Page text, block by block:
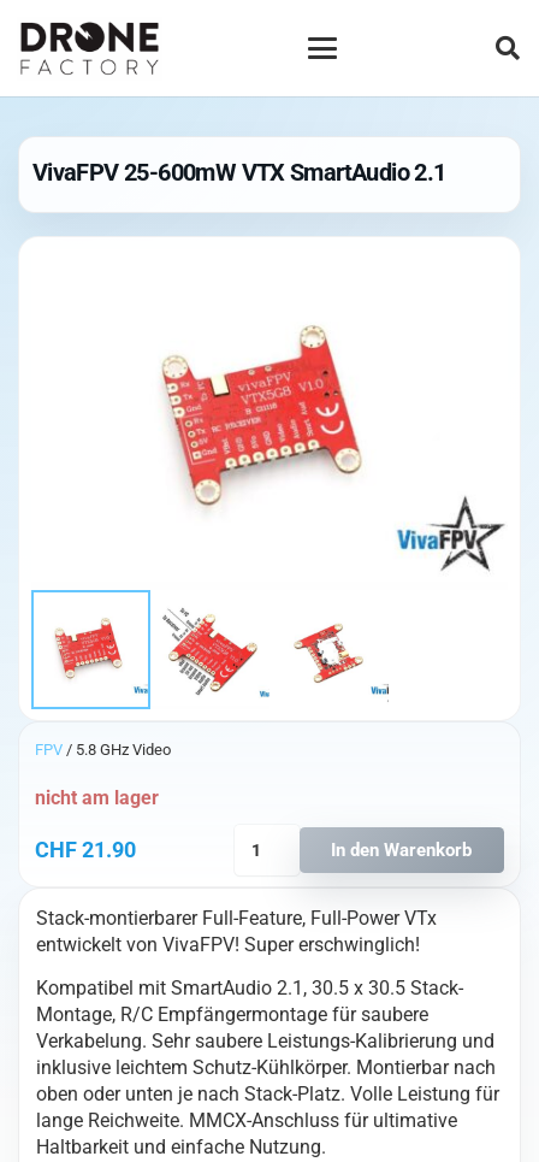
VivaFPV 25-600mW VTX SmartAudio 2.1
FPV / 5.8 GHz Video
CHF21.90
nicht am lager
VTX
SmartAudio
Menge
In den Warenkorb
Stack-montierbarer Full-Feature, Full-Power VTx
entwickelt von VivaFPV! Super erschwinglich!
Kompatibel mit SmartAudio 2.1, 30.5 x 30.5 Stack-
Montage, R/C Empfängermontage für saubere
Verkabelung. Sehr saubere Leistungs-Kalibrierung und
inklusive leichtem Schutz-Kühlkörper. Montierbar nach
oben oder unten je nach Stack-Platz. Volle Leistung für
lange Reichweite. MMCX-Anschluss für ultimative
Haltbarkeit und einfache Nutzung.